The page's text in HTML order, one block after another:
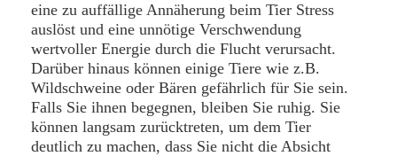
eine zu auffällige Annäherung beim Tier Stress
auslöst und eine unnötige Verschwendung
wertvoller Energie durch die Flucht verursacht.
Darüber hinaus können einige Tiere wie z.B.
Wildschweine oder Bären gefährlich für Sie sein.
Falls Sie ihnen begegnen, bleiben Sie ruhig. Sie
können langsam zurücktreten, um dem Tier
deutlich zu machen, dass Sie nicht die Absicht